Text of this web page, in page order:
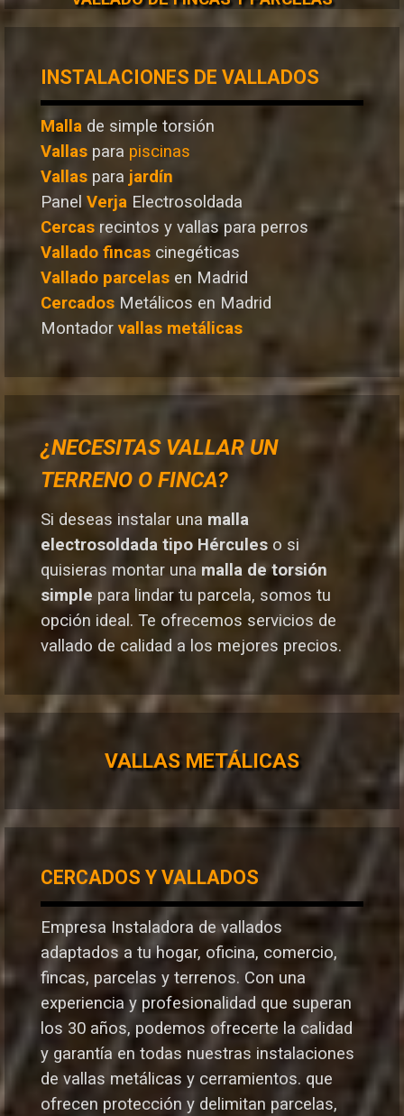
INSTALACIONES DE VALLADOS
Malla de simple torsión
Vallas para piscinas
Vallas para jardín
Panel Verja Electrosoldada
Cercas recintos y vallas para perros
Vallado fincas cinegéticas
Vallado parcelas en Madrid
Cercados Metálicos en Madrid
Montador vallas metálicas
¿NECESITAS VALLAR UN
TERRENO O FINCA?
Si deseas instalar una malla
electrosoldada tipo Hércules o si
quisieras montar una malla de torsión
simple para lindar tu parcela, somos tu
opción ideal. Te ofrecemos servicios de
vallado de calidad a los mejores precios.
VALLAS METÁLICAS
CERCADOS Y VALLADOS
Empresa Instaladora de vallados
adaptados a tu hogar, oficina, comercio,
fincas, parcelas y terrenos. Con una
experiencia y profesionalidad que superan
los 30 años, podemos ofrecerte la calidad
y garantía en todas nuestras instalaciones
de vallas metálicas y cerramientos. que
ofrecen protección y delimitan parcelas,